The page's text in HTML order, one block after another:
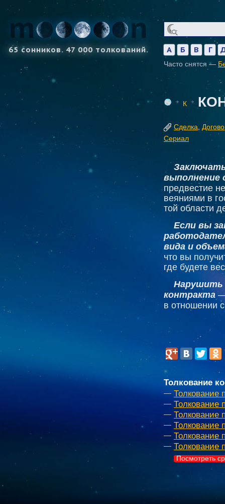
65 сонников. 47 000 толкований. А Б В Г
Часто снятся —
К
Сделка
Сериал
выполнение
предвестие
веяниями в
той области
Если вы
вида и
что вы
где будете
Нарушить
контракта—
в отношении
Толкование
Толкование
Толкование
Толкование
Толкование
Толкование
Толкование
Посмотреть